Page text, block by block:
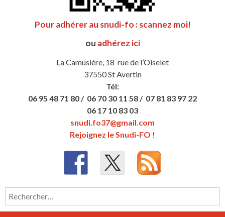
Pour adhérer au snudi-fo : scannez moi!
ou adhérez ici
La Camusière, 18 rue de l’Oiselet
37550 St Avertin
Tél:
06 95 48 71 80 / 06 70 30 11 58 / 07 81 83 97 22
06 17 10 83 03
snudi.fo37@gmail.com
Rejoignez le Snudi-FO !
Rechercher :